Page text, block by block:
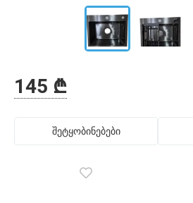
145 ₾
შეტყობინებები